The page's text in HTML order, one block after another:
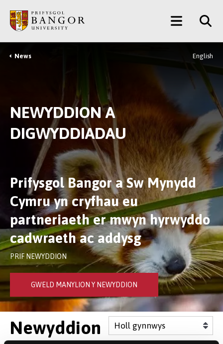
Prif
Gynnwys
Main
Menu
Breadcrumb
News English
NEWYDDION A
DIGWYDDIADAU
Prifysgol Bangor a Sw Mynydd
Cymru yn cryfhau eu
partneriaeth er mwyn hyrwyddo
cadwraeth ac addysg
PRIF NEWYDDION
GWELD MANYLION Y NEWYDDION
Newyddion